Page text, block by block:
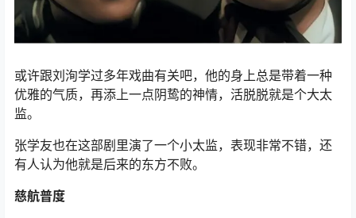
或许跟刘洵学过多年戏曲有关吧，他的身上总是带着一种
优雅的气质，再添上一点阴鸷的神情，活脱脱就是个大太
监。
张学友也在这部剧里演了一个小太监，表现非常不错，还
有人认为他就是后来的东方不败。
慈航普度